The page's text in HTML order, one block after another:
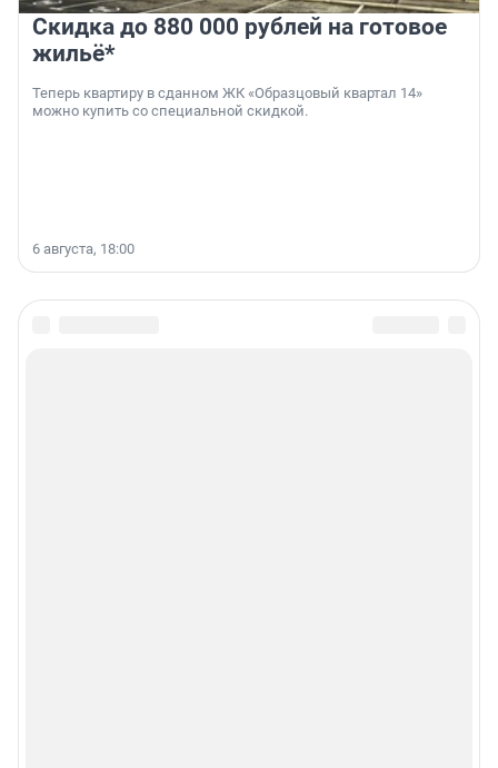
Скидка до 880 000 рублей на готовое
жильё*
Теперь квартиру в сданном ЖК «Образцовый квартал 14»
можно купить со специальной скидкой.
6 августа, 18:00